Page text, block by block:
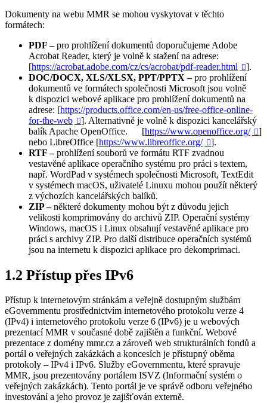
Dokumenty na webu MMR se mohou vyskytovat v těchto
formátech:
PDF – pro prohlížení dokumentů doporučujeme Adobe
Acrobat Reader, který je volně k stažení na adrese:
[https://acrobat.adobe.com/cz/cs/acrobat/pdf-reader.html ].
DOC/DOCX, XLS/XLSX, PPT/PPTX –pro prohlížení
dokumentů ve formátech společnosti Microsoft jsou volně
k dispozici webové aplikace pro prohlížení dokumentů na
adrese: [https://products.office.com/en-us/free-office-online-
for-the-web ]. Alternativně je volně k dispozici kancelářský
balík Apache OpenOffice. [https://www.openoffice.org/ ]
nebo LibreOffice [https://www.libreoffice.org/ ].
RTF –prohlížení souborů ve formátu RTF zvadnou
vestavěné aplikace operačního systému pro práci s textem,
např. WordPad v systémech společnosti Microsoft, TextEdit
v systémech macOS, uživatelé Linuxu mohou použít některý
z výchozích kancelářských balíků.
ZIP –některé dokumenty mohou být z důvodu jejich
velikosti komprimovány do archivů ZIP. Operační systémy
Windows, macOS i Linux obsahují vestavěné aplikace pro
práci s archivy ZIP. Pro další distribuce operačních systémů
jsou na internetu k dispozici aplikace pro dekomprimaci.
1.2 Přístup přes IPv6
Přístup k internetovým stránkám a veřejně dostupným službám
eGovernmentu prostřednictvím internetového protokolu verze 4
(IPv4) i internetového protokolu verze 6 (IPv6) je u webových
prezentací MMR v současné době zajištěn a funkční. Webové
prezentace z domény mmr.cz a zároveň web strukturálních fondů a
portál o veřejných zakázkách a koncesích je přístupný oběma
protokoly – IPv4 i IPv6. Služby eGovernmentu, které spravuje
MMR, jsou prezentovány portálem ISVZ (Informační systém o
veřejných zakázkách). Tento portál je ve správě odboru veřejného
investování a jeho provoz je zajišťován externě.